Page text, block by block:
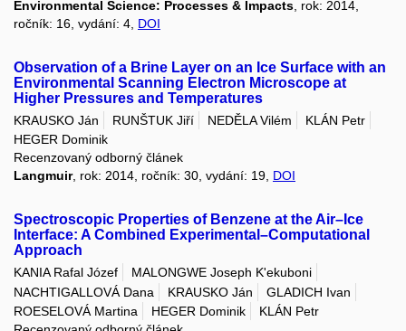
Environmental Science: Processes & Impacts , rok: 2014,
ročník: 16, vydání: 4, DOI
Observation of a Brine Layer on an Ice Surface with an
Environmental Scanning Electron Microscope at
Higher Pressures and Temperatures
KRAUSKO Ján RUNŠTUK Jiří NEDĚLA Vilém
KLÁN Petr
HEGER Dominik
Recenzovaný odborný článek
Langmuir, rok: 2014, ročník: 30, vydání: 19, DOI
Spectroscopic Properties of Benzene at the Air–Ice
Interface: A Combined Experimental–Computational
Approach
KANIA Rafal Józef
MALONGWE Joseph K'ekuboni
NACHTIGALLOVÁ Dana
KRAUSKO Ján
GLADICH Ivan
ROESELOVÁ Martina
HEGER Dominik
KLÁN Petr